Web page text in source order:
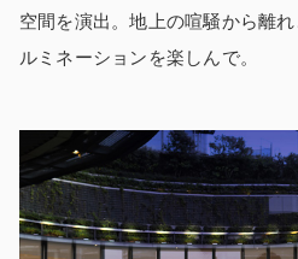
空間を演出。地上の喧騒から離
ルミネーションを楽しんで。